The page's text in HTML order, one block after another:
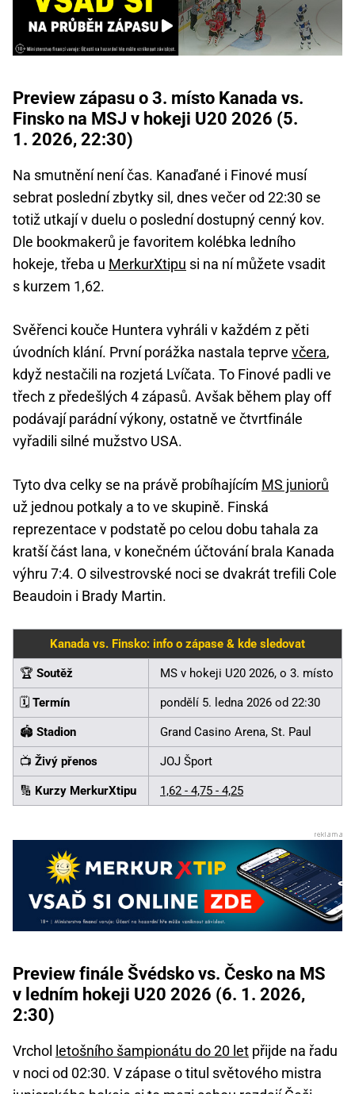
Preview zápasu o 3. místo Kanada vs.
Finsko na MSJ v hokeji U20 2026 (5.
1. 2026, 22:30)
Na smutnění není čas. Kanaďané i Finové musí
sebrat poslední zbytky sil, dnes večer od 22:30 se
totiž utkají v duelu o poslední dostupný cenný kov.
Dle bookmakerů je favoritem kolébka ledního
hokeje, třeba u MerkurXtipu si na ní můžete vsadit
s kurzem 1,62.
Svěřenci kouče Huntera vyhráli v každém z pěti
úvodních klání. První porážka nastala teprve včera,
když nestačili na rozjetá Lvíčata. To Finové padli ve
třech z předešlých 4 zápasů. Avšak během play off
podávají parádní výkony, ostatně ve čtvrtfinále
vyřadili silné mužstvo USA.
Tyto dva celky se na právě probíhajícím MS juniorů
už jednou potkaly a to ve skupině. Finská
reprezentace v podstatě po celou dobu tahala za
kratší část lana, v konečném účtování brala Kanada
výhru 7:4. O silvestrovské noci se dvakrát trefili Cole
Beaudoin i Brady Martin.
Kanada vs. Finsko: info o zápase & kde sledovat
🏆 Soutěž MS v hokeji U20 2026, o 3. místo
🗓️ Termín pondělí 5. ledna 2026 od 22:30
🏟️ Stadion Grand Casino Arena, St. Paul
📺 Živý přenos JOJ Šport
🔢 Kurzy MerkurXtipu 1,62 - 4,75 - 4,25
Preview finále Švédsko vs. Česko na MS
v ledním hokeji U20 2026 (6. 1. 2026,
2:30)
Vrchol letošního šampionátu do 20 let přijde na řadu
v noci od 02:30. V zápase o titul světového mistra